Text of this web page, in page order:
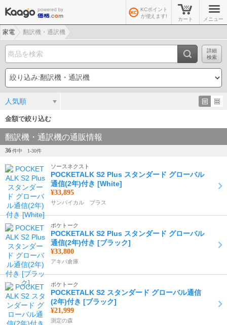
KCポイント
が使えます!
カート メニュー
家電 翻訳機・通訳機
詳細
検索
人気順
金額で絞り込む
翻訳機・通訳機の通販情報
36件中 1-30件
ソースネクスト
POCKETALK S2 Plus スタンダード グローバル
通信(2年)付き [White]
¥33,895
サンバイカル プラス
ポケトーク
POCKETALK S2 Plus スタンダード グローバル
通信(2年)付き [ブラック]
¥33,800
アキバ倉庫
ポケトーク
POCKETALK S2 スタンダード グローバル通信
(2年)付き [ブラック]
¥21,999
測定の森